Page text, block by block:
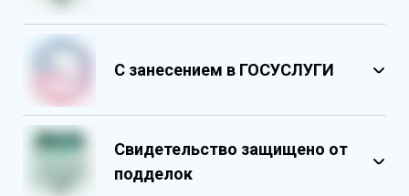
С занесением в ГОСУСЛУГИ
Свидетельство защищено от
подделок